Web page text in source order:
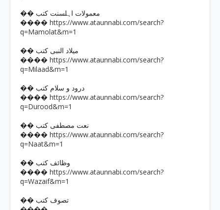
�� معمولات اہلسنت کتب
���� https://www.ataunnabi.com/search?
q=Mamolat&m=1
�� میلاد النبی کتب
���� https://www.ataunnabi.com/search?
q=Milaad&m=1
�� درود و سلام کتب
���� https://www.ataunnabi.com/search?
q=Durood&m=1
�� نعت مصطفی کتب
���� https://www.ataunnabi.com/search?
q=Naat&m=1
�� وظائف کتب
���� https://www.ataunnabi.com/search?
q=Wazaif&m=1
�� تصوف کتب